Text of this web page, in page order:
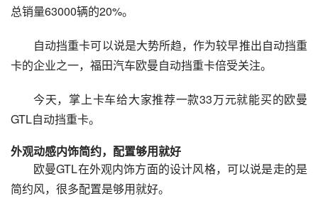
总销量63000辆的20%。
自动挡重卡可以说是大势所趋，作为较早推出自动挡重
卡的企业之一，福田汽车欧曼自动挡重卡倍受关注。
今天，掌上卡车给大家推荐一款33万元就能买的欧曼
GTL自动挡重卡。
外观动感内饰简约，配置够用就好
欧曼GTL在外观内饰方面的设计风格，可以说是走的是
简约风，很多配置是够用就好。